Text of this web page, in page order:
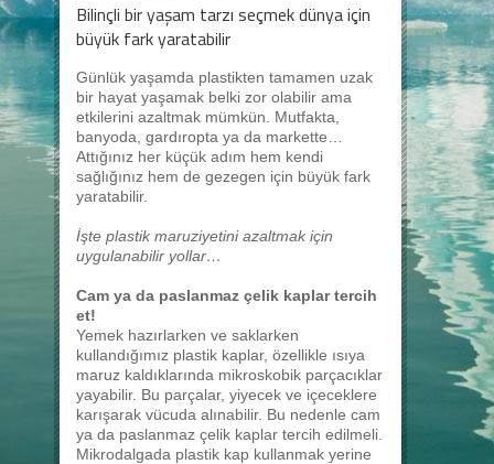
Bilinçli bir yaşam tarzı seçmek dünya için
büyük fark yaratabilir
Günlük yaşamda plastikten tamamen uzak
bir hayat yaşamak belki zor olabilir ama
etkilerini azaltmak mümkün. Mutfakta,
banyoda, gardıropta ya da markette…
Attığınız her küçük adım hem kendi
sağlığınız hem de gezegen için büyük fark
yaratabilir.
İşte plastik maruziyetini azaltmak için
uygulanabilir yollar…
Cam ya da paslanmaz çelik kaplar tercih
et!
Yemek hazırlarken ve saklarken
kullandığımız plastik kaplar, özellikle ısıya
maruz kaldıklarında mikroskobik parçacıklar
yayabilir. Bu parçalar, yiyecek ve içeceklere
karışarak vücuda alınabilir. Bu nedenle cam
ya da paslanmaz çelik kaplar tercih edilmeli.
Mikrodalgada plastik kap kullanmak yerine